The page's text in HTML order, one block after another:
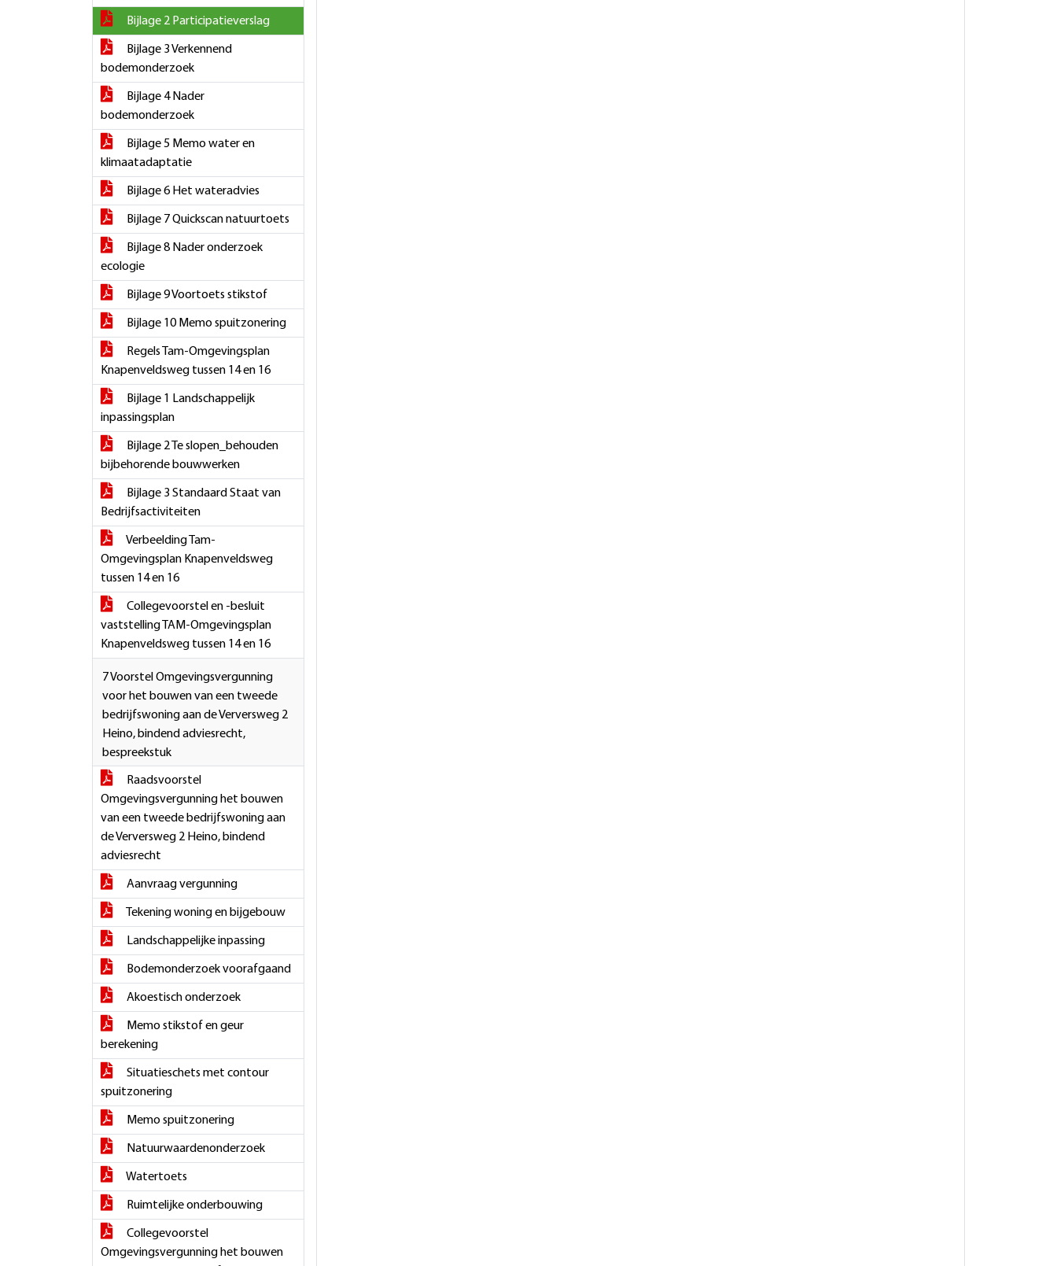
Bijlage 2 Participatieverslag
Bijlage 3 Verkennend
bodemonderzoek
Bijlage 4 Nader
bodemonderzoek
Bijlage 5 Memo water en
klimaatadaptatie
Bijlage 6 Het wateradvies
Bijlage 7 Quickscan natuurtoets
Bijlage 8 Nader onderzoek
ecologie
Bijlage 9 Voortoets stikstof
Bijlage 10 Memo spuitzonering
Regels Tam-Omgevingsplan
Knapenveldsweg tussen 14 en 16
Bijlage 1 Landschappelijk
inpassingsplan
Bijlage 2 Te slopen_behouden
bijbehorende bouwwerken
Bijlage 3 Standaard Staat van
Bedrijfsactiviteiten
Verbeelding Tam-
Omgevingsplan Knapenveldsweg
tussen 14 en 16
Collegevoorstel en -besluit
vaststelling TAM-Omgevingsplan
Knapenveldsweg tussen 14 en 16
7 Voorstel Omgevingsvergunning
voor het bouwen van een tweede
bedrijfswoning aan de Verversweg 2
Heino, bindend adviesrecht,
bespreekstuk
Raadsvoorstel
Omgevingsvergunning het bouwen
van een tweede bedrijfswoning aan
de Verversweg 2 Heino, bindend
adviesrecht
Aanvraag vergunning
Tekening woning en bijgebouw
Landschappelijke inpassing
Bodemonderzoek voorafgaand
Akoestisch onderzoek
Memo stikstof en geur
berekening
Situatieschets met contour
spuitzonering
Memo spuitzonering
Natuurwaardenonderzoek
Watertoets
Ruimtelijke onderbouwing
Collegevoorstel
Omgevingsvergunning het bouwen